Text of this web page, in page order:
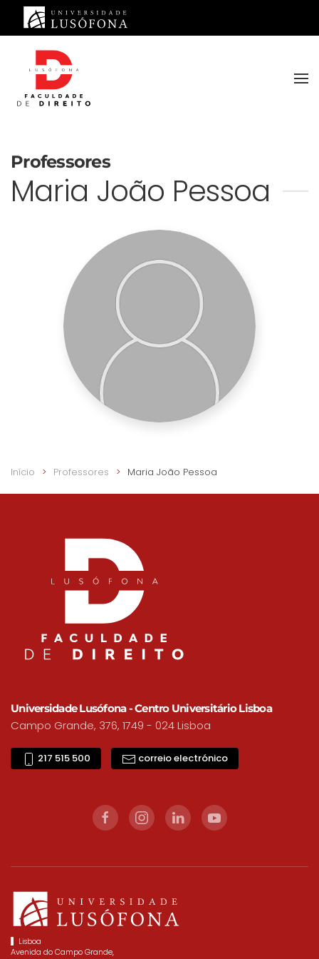
Saltar para o conteúdo principal
Professores
Maria João Pessoa
Início Professores Maria João Pessoa
Universidade Lusófona - Centro Universitário Lisboa
Campo Grande, 376, 1749 - 024 Lisboa
217 515 500 correio electrónico
Lisboa
Avenida do Campo Grande,